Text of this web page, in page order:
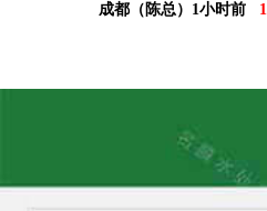
成都（陈总）1小时前
凉山州（李经理）2个小时
广安（祝总）10分